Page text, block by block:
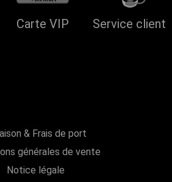
Carte VIP Service client
& Frais de port
générales de vente
Notice légale